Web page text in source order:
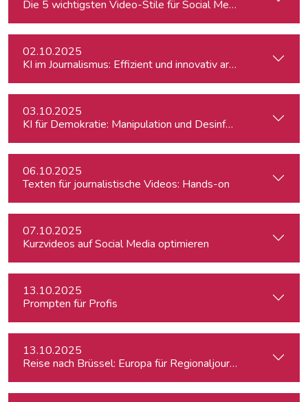
Die 5 wichtigsten Video-Stile für Social Media - Linz
02.10.2025
KI im Journalismus: Effizient und innovativ arbeiten
03.10.2025
KI für Demokratie: Manipulation und Desinformation
06.10.2025
Texten für journalistische Videos: Hands-on
07.10.2025
Kurzvideos auf Social Media optimieren
13.10.2025
Prompten für Profis
13.10.2025
Reise nach Brüssel: Europa für Regionaljournalist:innen